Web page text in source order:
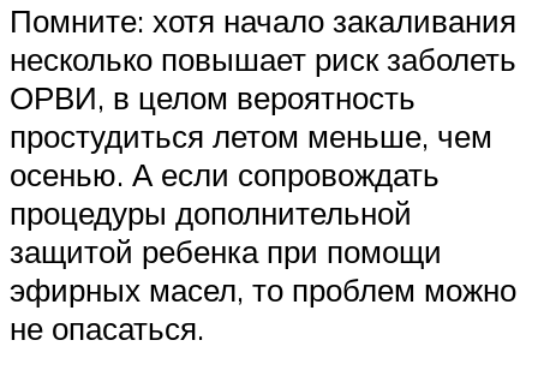
Помните: хотя начало закаливания
несколько повышает риск заболеть
ОРВИ, в целом вероятность
простудиться летом меньше, чем
осенью. А если сопровождать
процедуры дополнительной
защитой ребенка при помощи
эфирных масел, то проблем можно
не опасаться.